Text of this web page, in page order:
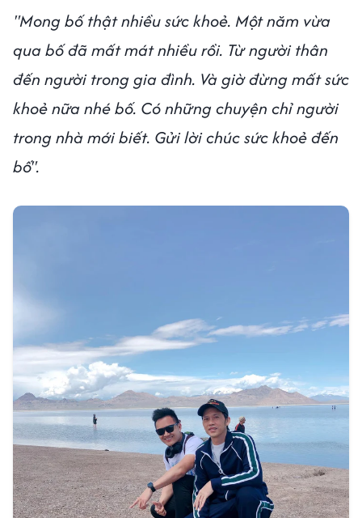
"Mong bố thật nhiều sức khoẻ. Một năm vừa
qua bố đã mất mát nhiều rồi. Từ người thân
đến người trong gia đình. Và giờ đừng mất sức
khoẻ nữa nhé bố. Có những chuyện chỉ người
trong nhà mới biết. Gửi lời chúc sức khoẻ đến
bố".